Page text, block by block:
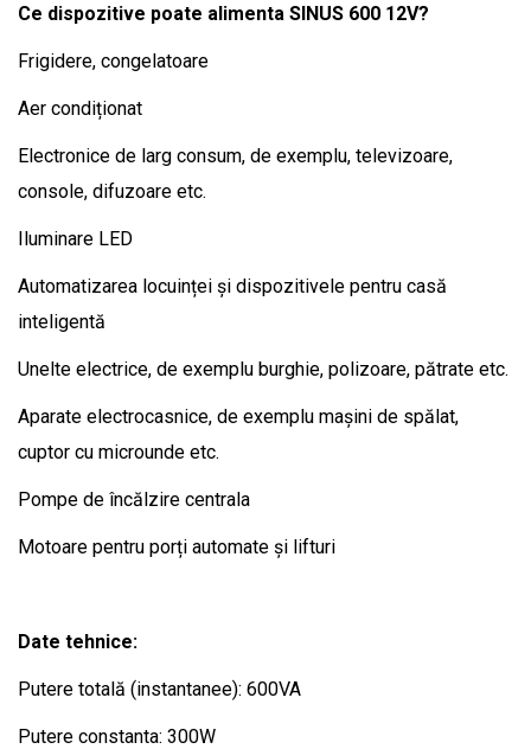
Ce dispozitive poate alimenta SINUS 600 12V?
Frigidere, congelatoare
Aer condiționat
Electronice de larg consum, de exemplu, televizoare,
console, difuzoare etc.
Iluminare LED
Automatizarea locuinței și dispozitivele pentru casă
inteligentă
Unelte electrice, de exemplu burghie, polizoare, pătrate etc.
Aparate electrocasnice, de exemplu mașini de spălat,
cuptor cu microunde etc.
Pompe de încălzire centrala
Motoare pentru porți automate și lifturi
Date tehnice:
Putere totală (instantanee): 600VA
Putere constanta: 300W